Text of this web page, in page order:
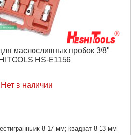
маслосливных пробок 3/8"
HS-E1156
Нет в наличии
8-17 мм; квадрат 8-13 мм